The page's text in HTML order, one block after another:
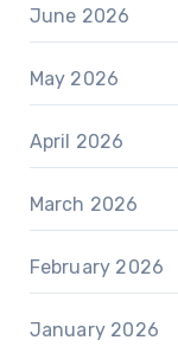
June 2026
May 2026
April 2026
March 2026
February 2026
January 2026